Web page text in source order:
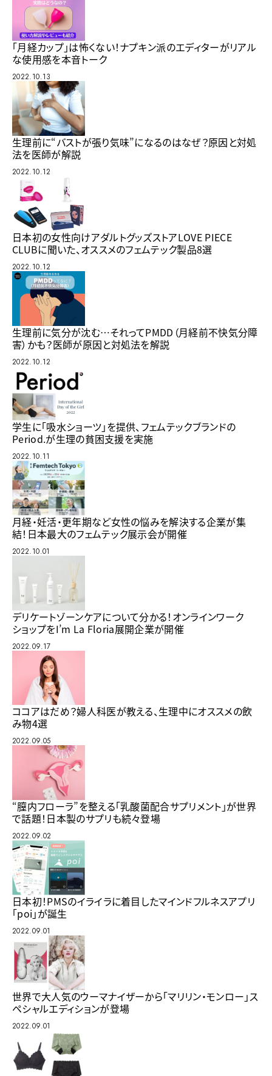
「月経カップ」は怖くない！ナプキン派のエディターがリアル
な使用感を本音トーク
2022.10.13
生理前に“バストが張り気味”になるのはなぜ？原因と対処
法を医師が解説
2022.10.12
日本初の女性向けアダルトグッズストアLOVE PIECE
CLUBに聞いた、オススメのフェムテック製品8選
2022.10.12
生理前に気分が沈む…それってPMDD（月経前不快気分障
害）かも？医師が原因と対処法を解説
2022.10.12
学生に「吸水ショーツ」を提供、フェムテックブランドの
Period.が生理の貧困支援を実施
2022.10.11
月経・妊活・更年期など女性の悩みを解決する企業が集
結！日本最大のフェムテック展示会が開催
2022.10.01
デリケートゾーンケアについて分かる！オンラインワーク
ショップをI’m La Floria展開企業が開催
2022.09.17
ココアはだめ？婦人科医が教える、生理中にオススメの飲
み物4選
2022.09.05
“膣内フローラ”を整える「乳酸菌配合サプリメント」が世界
で話題！日本製のサプリも続々登場
2022.09.02
日本初！PMSのイライラに着目したマインドフルネスアプリ
「poi」が誕生
2022.09.01
世界で大人気のウーマナイザーから「マリリン・モンロー」ス
ペシャルエディションが登場
2022.09.01